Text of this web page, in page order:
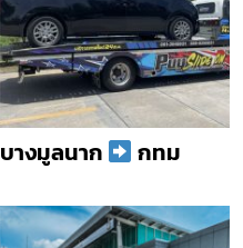
บางมูลนาก กทม